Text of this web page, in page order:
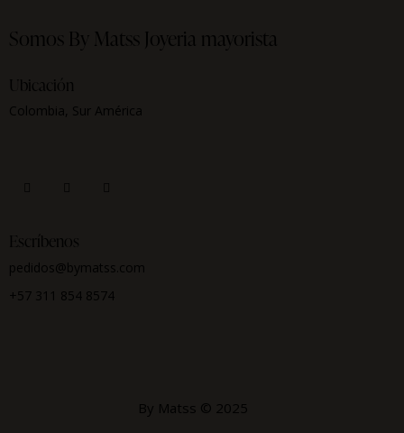
Somos By Matss Joyeria mayorista
Ubicación
Colombia, Sur América
Escríbenos
pedidos@bymatss.com
+57 311 854 8574
By Matss © 2025